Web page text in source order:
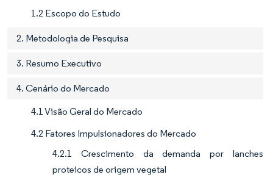
1.2 Escopo do Estudo
2. Metodologia de Pesquisa
3. Resumo Executivo
4. Cenário do Mercado
4.1 Visão Geral do Mercado
4.2 Fatores Impulsionadores do Mercado
4.2.1 Crescimento da demanda por lanches
proteicos de origem vegetal